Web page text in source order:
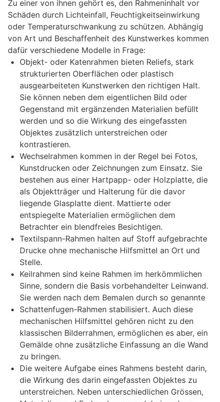
Zu einer von ihnen gehört es, den Rahmeninhalt vor
Schäden durch Lichteinfall, Feuchtigkeitseinwirkung
oder Temperaturschwankung zu schützen. Abhängig
von Art und Beschaffenheit des Kunstwerkes kommen
dafür verschiedene Modelle in Frage:
Objekt- oder Katenrahmen bieten Reliefs, stark
strukturierten Oberflächen oder plastisch
ausgearbeiteten Kunstwerken den richtigen Halt.
Sie können neben dem eigentlichen Bild oder
Gegenstand mit ergänzenden Materialien befüllt
werden und so die Wirkung des eingefassten
Objektes zusätzlich unterstreichen oder
kontrastieren.
Wechselrahmen kommen in der Regel bei Fotos,
Kunstdrucken oder Zeichnungen zum Einsatz. Sie
bestehen aus einer Hartpapp- oder Holzplatte, die
als Objektträger und Halterung für die davor
liegende Glasplatte dient. Mattierte oder
entspiegelte Materialien ermöglichen dem
Betrachter ein blendfreies Besichtigen.
Textilspann-Rahmen halten auf Stoff aufgebrachte
Drucke ohne mechanische Hilfsmittel an Ort und
Stelle.
Keilrahmen sind keine Rahmen im herkömmlichen
Sinne, sondern die Basis vorbehandelter Leinwand.
Sie werden nach dem Bemalen durch so genannte
Schattenfugen-Rahmen stabilisiert. Auch diese
mechanischen Hilfsmittel gehören nicht zu den
klassischen Bilderrahmen, ermöglichen es aber, ein
Gemälde ohne zusätzliche Einfassung an die Wand
zu bringen.
Die weitere Aufgabe eines Rahmens besteht darin,
die Wirkung des darin eingefassten Objektes zu
unterstreichen. Neben unterschiedlichen Grössen,